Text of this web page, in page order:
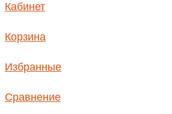
Кабинет
Корзина
Избранные
Сравнение